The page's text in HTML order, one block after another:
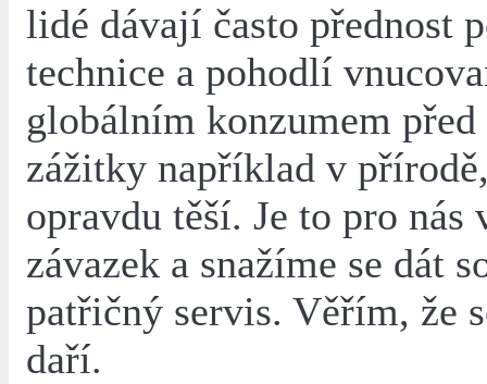
lidé dávají často přednost
technice a pohodlí
globálním konzumem před
zážitky například v
opravdu těší. Je to pro nás
závazek a snažíme se dát
patřičný servis. Věřím, že
daří.